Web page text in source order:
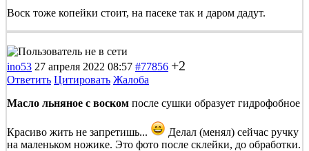
Воск тоже копейки стоит, на пасеке так и даром дадут.
ino53 27 апреля 2022 08:57 #77856 +2
Ответить Цитировать Жалоба
Масло льняное с воском после сушки образует гидрофобное
Красиво жить не запретишь...
Делал (менял) сейчас ручку
на маленьком ножике. Это фото после склейки, до обработки.